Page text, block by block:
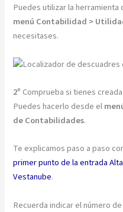
Puedes utilizar la
menú Contabilidad >
necesitases.
2º Comprueba si tienes
Puedes hacerlo desde el
de Contabilidades.
Te explicamos paso a paso
primer punto de la entrada
Vestanube.
Recuerda indicar el número